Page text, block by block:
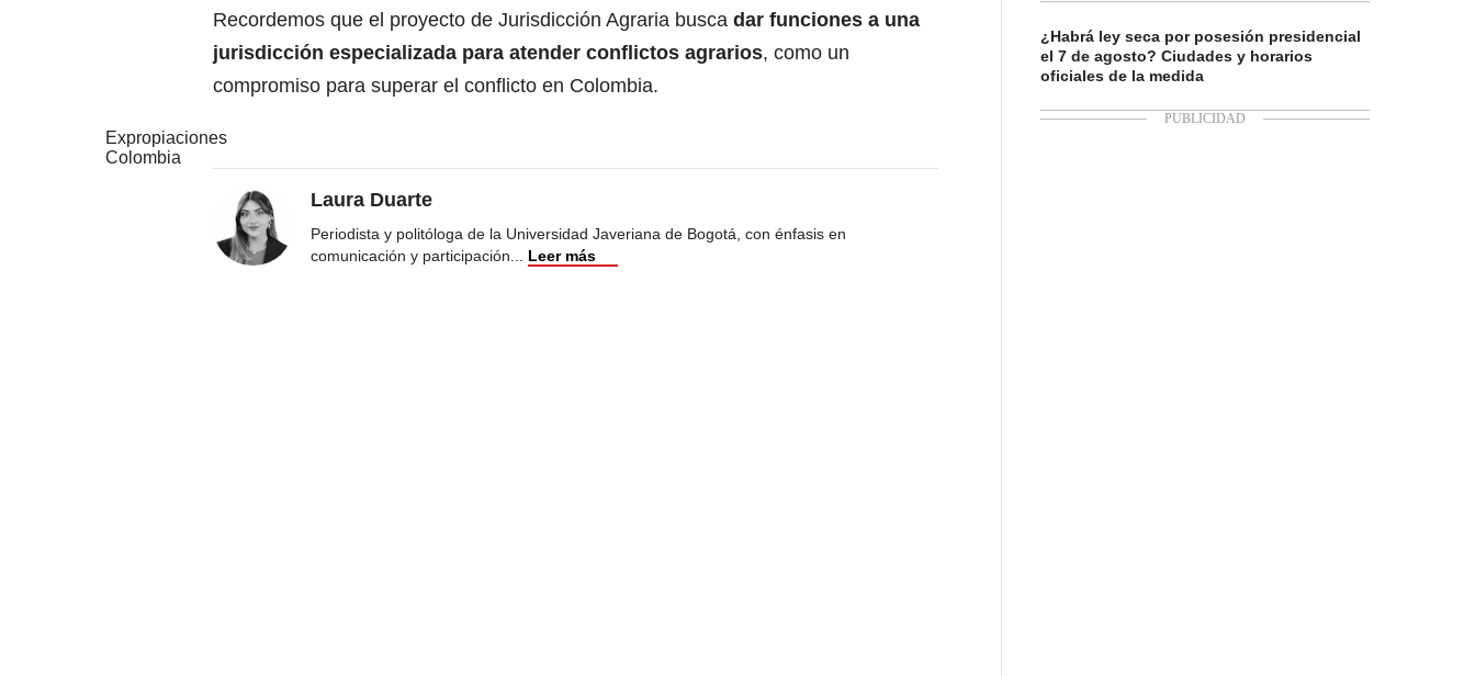
Recordemos que el proyecto de Jurisdicción Agraria busca dar funciones a una
jurisdicción especializada para atender conflictos agrarios, como un
compromiso para superar el conflicto en Colombia.
Expropiaciones
Colombia
Laura Duarte
Periodista y politóloga de la Universidad Javeriana de Bogotá, con énfasis en
comunicación y participación... Leer más
¿Habrá ley seca por posesión presidencial
el 7 de agosto? Ciudades y horarios
oficiales de la medida